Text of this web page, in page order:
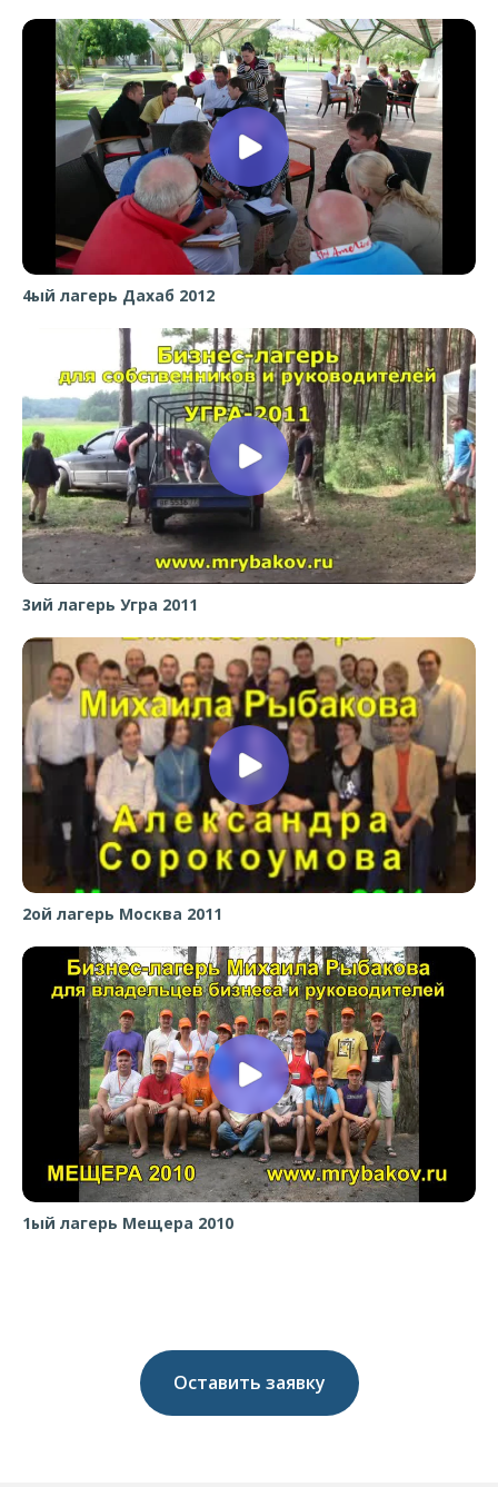
4ый лагерь Дахаб 2012
3ий лагерь Угра 2011
2ой лагерь Москва 2011
1ый лагерь Мещера 2010
Оставить заявку